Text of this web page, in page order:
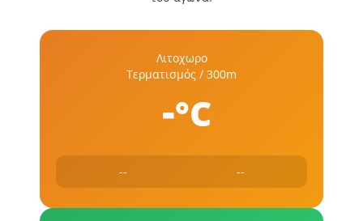
Λιτοχωρο
Τερματισμός / 300m
-°C
-- --